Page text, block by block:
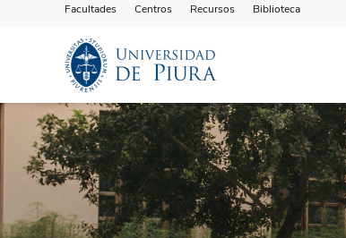
Facultades Centros Recursos Biblioteca